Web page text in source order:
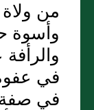
من ولاة
وأسوة
في
في صفة